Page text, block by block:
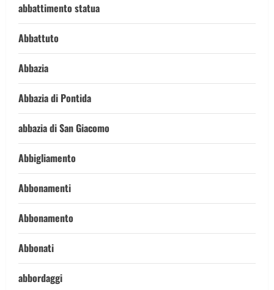
abbattimento statua
Abbattuto
Abbazia
Abbazia di Pontida
abbazia di San Giacomo
Abbigliamento
Abbonamenti
Abbonamento
Abbonati
abbordaggi